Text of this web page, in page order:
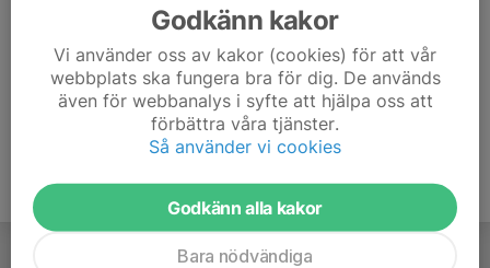
Godkänn kakor
Vi använder oss av kakor (cookies) för att vår
webbplats ska fungera bra för dig. De används
även för webbanalys i syfte att hjälpa oss att
förbättra våra tjänster.
Så använder vi cookies
Godkänn alla kakor
Bara nödvändiga